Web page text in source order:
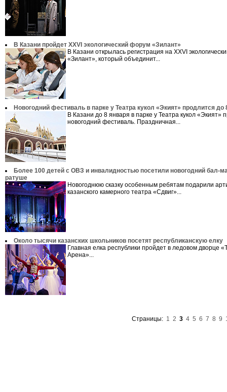
В Казани пройдет XXVI экологический форум «Зилант»
В Казани открылась регистрация на XXVI
«Зилант», который объединит...
Новогодний фестиваль в парке у Театра кукол «Экият» продлится до
В Казани до 8 января в парке у Театра кукол «Экият»
новогодний фестиваль. Праздничная...
Более 100 детей с ОВЗ и инвалидностью посетили новогодний бал-
ратуше
Новогоднюю сказку особенным ребятам подарили
казанского камерного театра «Сдвиг»...
Около тысячи казанских школьников посетят республиканскую елку
Главная елка республики пройдет в ледовом дворце
Арена»...
Страницы: 1 2 3 4 5 6 7 8 9